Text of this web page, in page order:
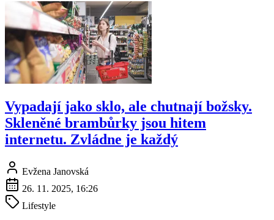
Vypadají jako sklo, ale chutnají božsky.
Skleněné brambůrky jsou hitem
internetu. Zvládne je každý
Evžena Janovská
26. 11. 2025, 16:26
Lifestyle